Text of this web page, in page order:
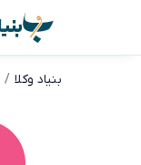
بنیاد وکلا